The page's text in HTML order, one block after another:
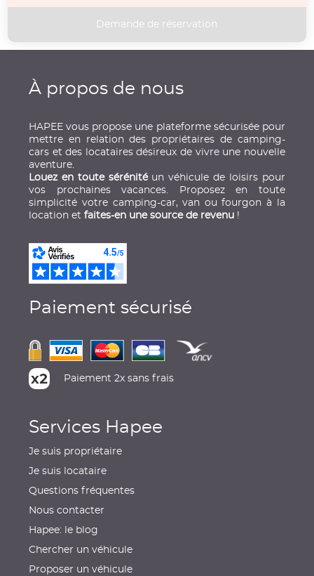
À propos de nous
HAPEE vous propose une plateforme sécurisée pour
mettre en relation des propriétaires de camping-
cars et des locataires désireux de vivre une nouvelle
aventure.
Louez en toute sérénitéun véhicule de loisirs pour
vos prochaines vacances. Proposez en toute
simplicité votre camping-car, van ou fourgon à la
location etfaites-en une source de revenu !
Paiement sécurisé
Paiement 2x sans frais
Services Hapee
Je suis propriétaire
Je suis locataire
Questions fréquentes
Nous contacter
Hapee: le blog
Chercher un véhicule
Proposer un véhicule